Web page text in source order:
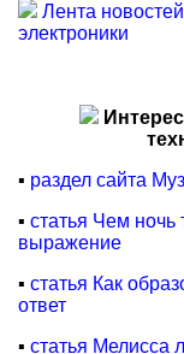
Лента
электроники
▪ раздел сайта
▪ статья Чем
выражение
▪ статья Как
ответ
▪ статья Мелисса